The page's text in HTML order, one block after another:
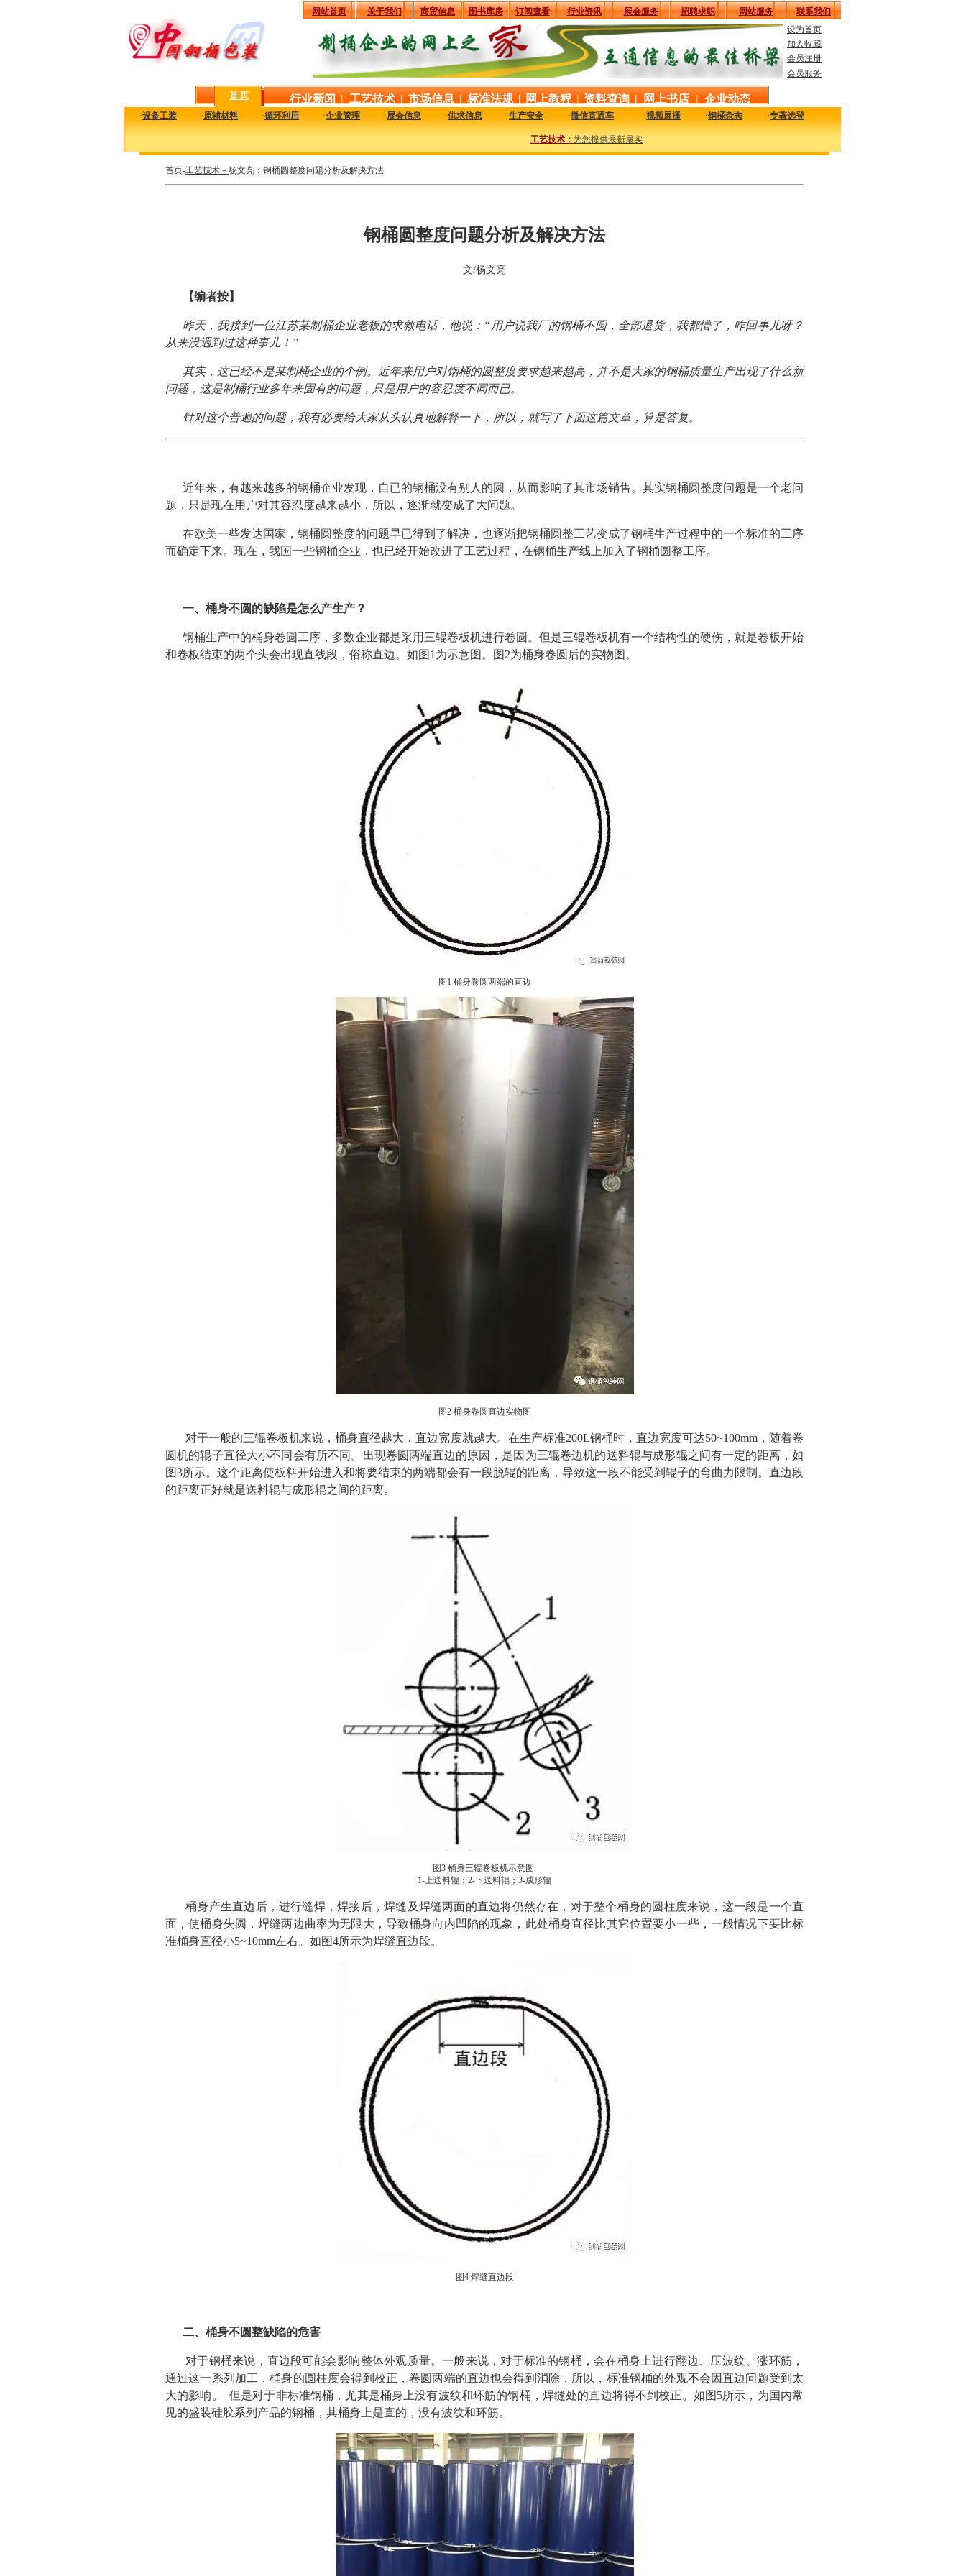
网站首页 关于我们 商贸信息 图书库房 订阅查看 行业资讯 展会服务 招聘求职 网站服务
联系我们
设为首页
加入收藏
会员注册
会员服务
首 页 行业新闻 | 工艺技术 | 市场信息 | 标准法规 | 网上教程 | 资料查询 | 网上书店 | 企业动态
·设备工装 ·原辅材料 ·循环利用 ·企业管理 ·展会信息 ·供求信息 ·生产安全 ·微信直通车 ·视频展播 ·钢桶杂志 ·专著选登
工艺技术：为您提供最新最实用的工艺、技术、质量及设备信息，致力于解决您生产中的实际问题。
首页-工艺技术－ 杨文亮：钢桶圆整度问题分析及解决方法
钢桶圆整度问题分析及解决方法
文/杨文亮
【编者按】
昨天，我接到一位江苏某制桶企业老板的求救电话，他说：“用户说我厂的钢桶不圆，全部退货，我都懵了，咋回事儿呀？
从来没遇到过这种事儿！”
其实，这已经不是某制桶企业的个例。近年来用户对钢桶的圆整度要求越来越高，并不是大家的钢桶质量生产出现了什么新
问题，这是制桶行业多年来固有的问题，只是用户的容忍度不同而已。
针对这个普遍的问题，我有必要给大家从头认真地解释一下，所以，就写了下面这篇文章，算是答复。
近年来，有越来越多的钢桶企业发现，自已的钢桶没有别人的圆，从而影响了其市场销售。其实钢桶圆整度问题是一个老问
题，只是现在用户对其容忍度越来越小，所以，逐渐就变成了大问题。
在欧美一些发达国家，钢桶圆整度的问题早已得到了解决，也逐渐把钢桶圆整工艺变成了钢桶生产过程中的一个标准的工序
而确定下来。现在，我国一些钢桶企业，也已经开始改进了工艺过程，在钢桶生产线上加入了钢桶圆整工序。
一、桶身不圆的缺陷是怎么产生产？
钢桶生产中的桶身卷圆工序，多数企业都是采用三辊卷板机进行卷圆。但是三辊卷板机有一个结构性的硬伤，就是卷板开始
和卷板结束的两个头会出现直线段，俗称直边。如图1为示意图。图2为桶身卷圆后的实物图。
图1 桶身卷圆两端的直边
图2 桶身卷圆直边实物图
对于一般的三辊卷板机来说，桶身直径越大，直边宽度就越大。在生产标准200L钢桶时，直边宽度可达50~100mm，随着卷
圆机的辊子直径大小不同会有所不同。出现卷圆两端直边的原因，是因为三辊卷边机的送料辊与成形辊之间有一定的距离，如
图3所示。这个距离使板料开始进入和将要结束的两端都会有一段脱辊的距离，导致这一段不能受到辊子的弯曲力限制。直边段
的距离正好就是送料辊与成形辊之间的距离。
图3 桶身三辊卷板机示意图
1-上送料辊；2-下送料辊；3-成形辊
桶身产生直边后，进行缝焊，焊接后，焊缝及焊缝两面的直边将仍然存在，对于整个桶身的圆柱度来说，这一段是一个直
面，使桶身失圆，焊缝两边曲率为无限大，导致桶身向内凹陷的现象，此处桶身直径比其它位置要小一些，一般情况下要比标
准桶身直径小5~10mm左右。如图4所示为焊缝直边段。
图4 焊缝直边段
二、桶身不圆整缺陷的危害
对于钢桶来说，直边段可能会影响整体外观质量。一般来说，对于标准的钢桶，会在桶身上进行翻边、压波纹、涨环筋，
通过这一系列加工，桶身的圆柱度会得到校正，卷圆两端的直边也会得到消除，所以，标准钢桶的外观不会因直边问题受到太
大的影响。 但是对于非标准钢桶，尤其是桶身上没有波纹和环筋的钢桶，焊缝处的直边将得不到校正。如图5所示，为国内常
见的盛装硅胶系列产品的钢桶，其桶身上是直的，没有波纹和环筋。